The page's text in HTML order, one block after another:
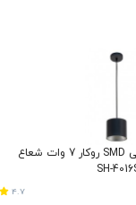
چراغ سقفی SMD روکار 7 وات شعاع
4.7